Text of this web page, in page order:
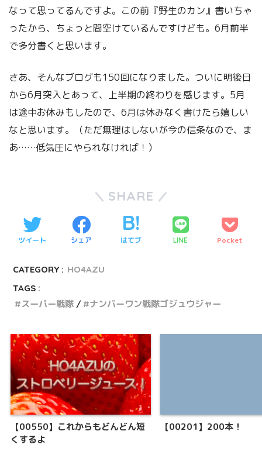
なって思ってるんですよ。この前『野生のカン』書いちゃ
ったから、ちょっと間空けているんですけども。6月前半
で多分書くと思います。
さあ、そんなブログも150回になりました。ついに明後日
から6月突入とあって、上半期の終わりを感じます。5月
は途中お休みもしたので、6月は休みなく書けたら嬉しい
なと思います。（ただ無理はしないが今の信条なので、ま
あ……低気圧にやられなければ！）
SHARE
ツイート シェア はてブ LINE Pocket
CATEGORY : HO4AZU
TAGS :
スーパー戦隊
ナンバーワン戦隊ゴジュウジャー
【00550】これからもどんどん短
くするよ
【00201】200本！